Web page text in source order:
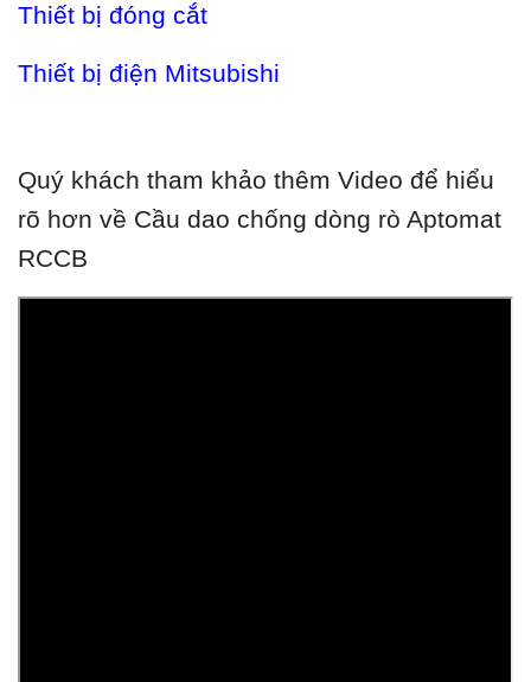
Thiết bị đóng cắt
Thiết bị điện Mitsubishi
Quý khách tham khảo thêm Video để hiểu
rõ hơn về Cầu dao chống dòng rò Aptomat
RCCB